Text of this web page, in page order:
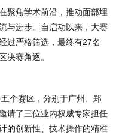
聚焦学术前沿，推动面部埋
与进步。自启动以来，大赛
过严格筛选，最终有27名
决赛角逐。
个赛区，分别于广州、郑
请了三位业内权威专家担任
的创新性、技术操作的精准